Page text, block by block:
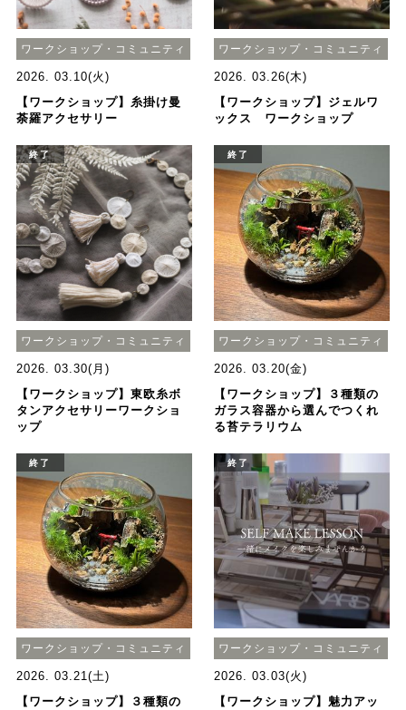
ワークショップ・コミュニティ
2026. 03.10(火)
【ワークショップ】糸掛け曼
荼羅アクセサリー
ワークショップ・コミュニティ
2026. 03.26(木)
【ワークショップ】ジェルワ
ックス ワークショップ
終了
ワークショップ・コミュニティ
2026. 03.30(月)
【ワークショップ】東欧糸ボ
タンアクセサリーワークショ
ップ
終了
ワークショップ・コミュニティ
2026. 03.20(金)
【ワークショップ】３種類の
ガラス容器から選んでつくれ
る苔テラリウム
終了
ワークショップ・コミュニティ
2026. 03.21(土)
【ワークショップ】３種類の
終了
ワークショップ・コミュニティ
2026. 03.03(火)
【ワークショップ】魅力アッ